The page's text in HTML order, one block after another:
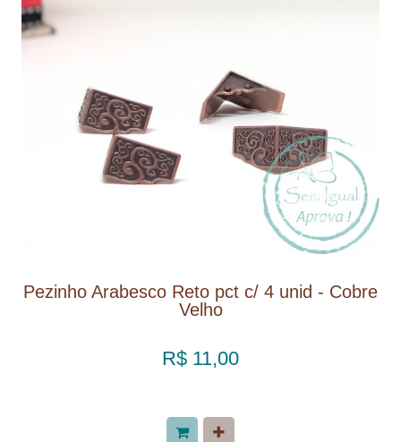
Pezinho Arabesco Reto pct c/ 4 unid - Cobre
Velho
R$ 11,00